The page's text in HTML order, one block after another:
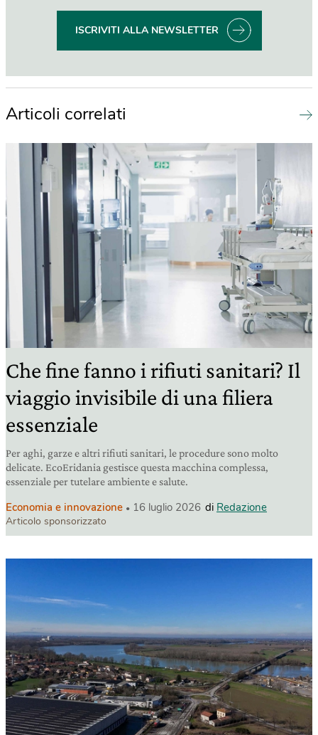
ISCRIVITI ALLA NEWSLETTER
Articoli correlati
Che fine fanno i rifiuti sanitari? Il
viaggio invisibile di una filiera
essenziale
Per aghi, garze e altri rifiuti sanitari, le procedure sono molto
delicate. EcoEridania gestisce questa macchina complessa,
essenziale per tutelare ambiente e salute.
Economia e innovazione 16 luglio 2026 di Redazione
Articolo sponsorizzato